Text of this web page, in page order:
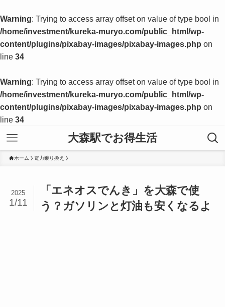
Warning: Trying to access array offset on value of type bool in
/home/investment/kureka-muryo.com/public_html/wp-
content/plugins/pixabay-images/pixabay-images.php on
line 34
Warning: Trying to access array offset on value of type bool in
/home/investment/kureka-muryo.com/public_html/wp-
content/plugins/pixabay-images/pixabay-images.php on
line 34
大森駅でお得生活
ホーム 電力乗り換え
「エネオスでんき」を大森で使
う？ガソリンと灯油も安くなるよ
2025
1/11